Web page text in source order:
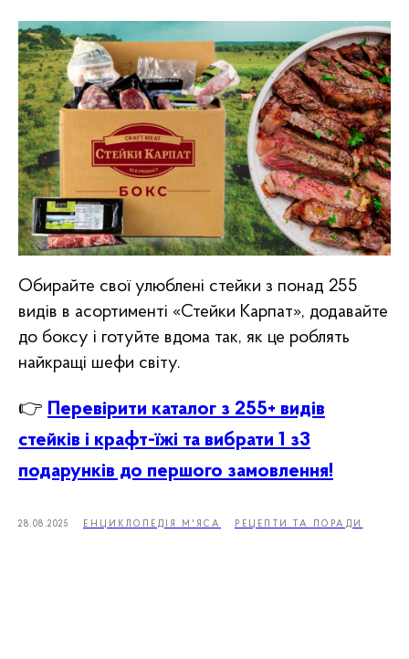
Обирайте свої улюблені стейки з понад 255
видів в асортименті «Стейки Карпат», додавайте
до боксу і готуйте вдома так, як це роблять
найкращі шефи світу.
👉 Перевірити каталог з 255+ видів
стейків і крафт-їжі та вибрати 1 з3
подарунків до першого замовлення!
28.08.2025 ЕНЦИКЛОПЕДІЯ М'ЯСА РЕЦЕПТИ ТА ПОРАДИ
Шашлики, Реберця
& Маринад
Ресторанам &
ОПТ
Новинки